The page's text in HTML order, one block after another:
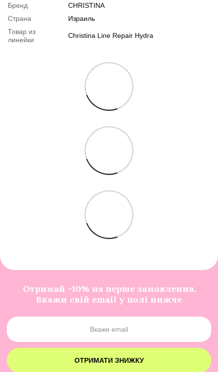
Бренд
CHRISTINA
Страна
Израиль
Товар из
линейки
Christina Line Repair Hydra
Отримай -10% на перше замовлення.
Вкажи свій email у полі нижче
ОТРИМАТИ ЗНИЖКУ